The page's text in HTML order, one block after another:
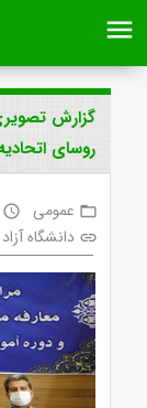
menu
گزارش
روسای
folder_open عمومی access_time
link دانشگاه